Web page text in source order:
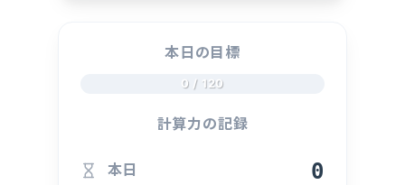
本日の目標
0 / 120
計算力の記録
本日 0